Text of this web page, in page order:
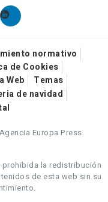
normativo
de Cookies
Web
Temas
de navidad
Europa Press.
prohibida la redistribución
de esta web sin su